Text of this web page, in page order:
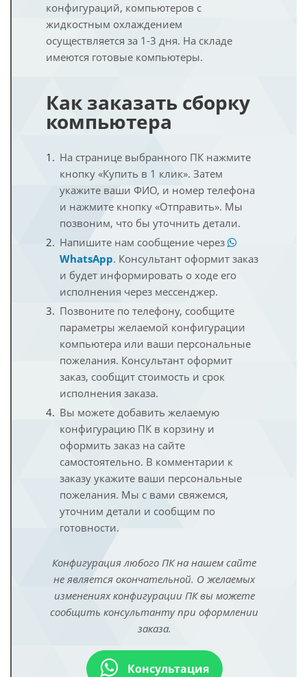
конфигураций, компьютеров с
жидкостным охлаждением
осуществляется за 1-3 дня. На складе
имеются готовые компьютеры.
Как заказать сборку
компьютера
На странице выбранного ПК нажмите
кнопку «Купить в 1 клик». Затем
укажите ваши ФИО, и номер телефона
и нажмите кнопку «Отправить». Мы
позвоним, что бы уточнить детали.
Напишите нам сообщение через
WhatsApp. Консультант оформит заказ
и будет информировать о ходе его
исполнения через мессенджер.
Позвоните по телефону, сообщите
параметры желаемой конфигурации
компьютера или ваши персональные
пожелания. Консультант оформит
заказ, сообщит стоимость и срок
исполнения заказа.
Вы можете добавить желаемую
конфигурацию ПК в корзину и
оформить заказ на сайте
самостоятельно. В комментарии к
заказу укажите ваши персональные
пожелания. Мы с вами свяжемся,
уточним детали и сообщим по
готовности.
Конфигурация любого ПК на нашем сайте
не является окончательной. О желаемых
изменениях конфигурации ПК вы можете
сообщить консультанту при оформлении
заказа.
Консультация